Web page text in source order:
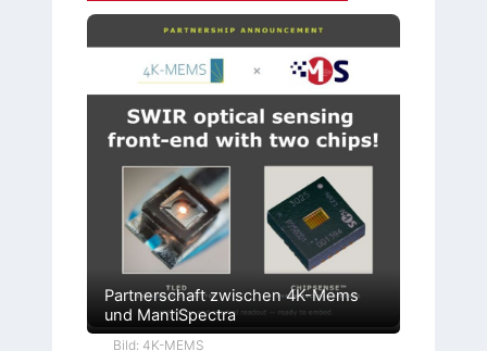
Partnerschaft zwischen 4K-Mems
und MantiSpectra
Bild: 4K-MEMS